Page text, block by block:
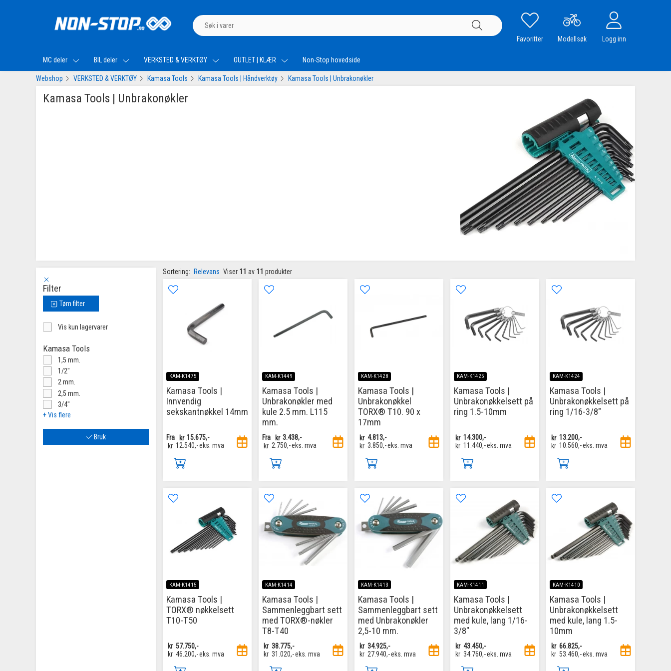
Favoritter Modellsøk Logg inn
MC deler BIL deler VERKSTED & VERKTØY OUTLET | KLÆR Non-Stop hovedside
Webshop VERKSTED & VERKTØY Kamasa Tools Kamasa Tools | Håndverktøy Kamasa Tools | Unbrakonøkler
Kamasa Tools | Unbrakonøkler
Filter
Tøm filter
Vis kun lagervarer
Kamasa Tools
1,5 mm.
1/2"
2 mm.
2,5 mm.
3/4"
+ Vis flere
Bruk
Sortering: Relevans Viser 11 av 11 produkter
KAM-K1475
Kamasa Tools |
Innvendig
sekskantnøkkel 14mm
Fra kr 15.675,-
kr 12.540,-eks. mva
KAM-K1449
Kamasa Tools |
Unbrakonøkler med
kule 2.5 mm. L115
mm.
Fra kr 3.438,-
kr 2.750,-eks. mva
KAM-K1428
Kamasa Tools |
Unbrakonøkkel
TORX® T10. 90 x
17mm
kr 4.813,-
kr 3.850,-eks. mva
KAM-K1425
Kamasa Tools |
Unbrakonøkkelsett på
ring 1.5-10mm
kr 14.300,-
kr 11.440,-eks. mva
KAM-K1424
Kamasa Tools |
Unbrakonøkkelsett på
ring 1/16-3/8"
kr 13.200,-
kr 10.560,-eks. mva
KAM-K1415
Kamasa Tools |
TORX® nøkkelsett
T10-T50
kr 57.750,-
kr 46.200,-eks. mva
KAM-K1414
Kamasa Tools |
Sammenleggbart sett
med TORX®-nøkler
T8-T40
kr 38.775,-
kr 31.020,-eks. mva
KAM-K1413
Kamasa Tools |
Sammenleggbart sett
med Unbrakonøkler
2,5-10 mm.
kr 34.925,-
kr 27.940,-eks. mva
KAM-K1411
Kamasa Tools |
Unbrakonøkkelsett
med kule, lang 1/16-
3/8"
kr 43.450,-
kr 34.760,-eks. mva
KAM-K1410
Kamasa Tools |
Unbrakonøkkelsett
med kule, lang 1.5-
10mm
kr 66.825,-
kr 53.460,-eks. mva